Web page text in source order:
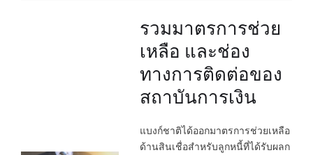
รวมมาตรการช่วย
เหลือ และช่อง
ทางการติดต่อของ
สถาบันการเงิน
แบงก์ชาติได้ออกมาตรการช่วยเหลือ
ด้านสินเชื่อสำหรับลูกหนี้ที่ได้รับผลก